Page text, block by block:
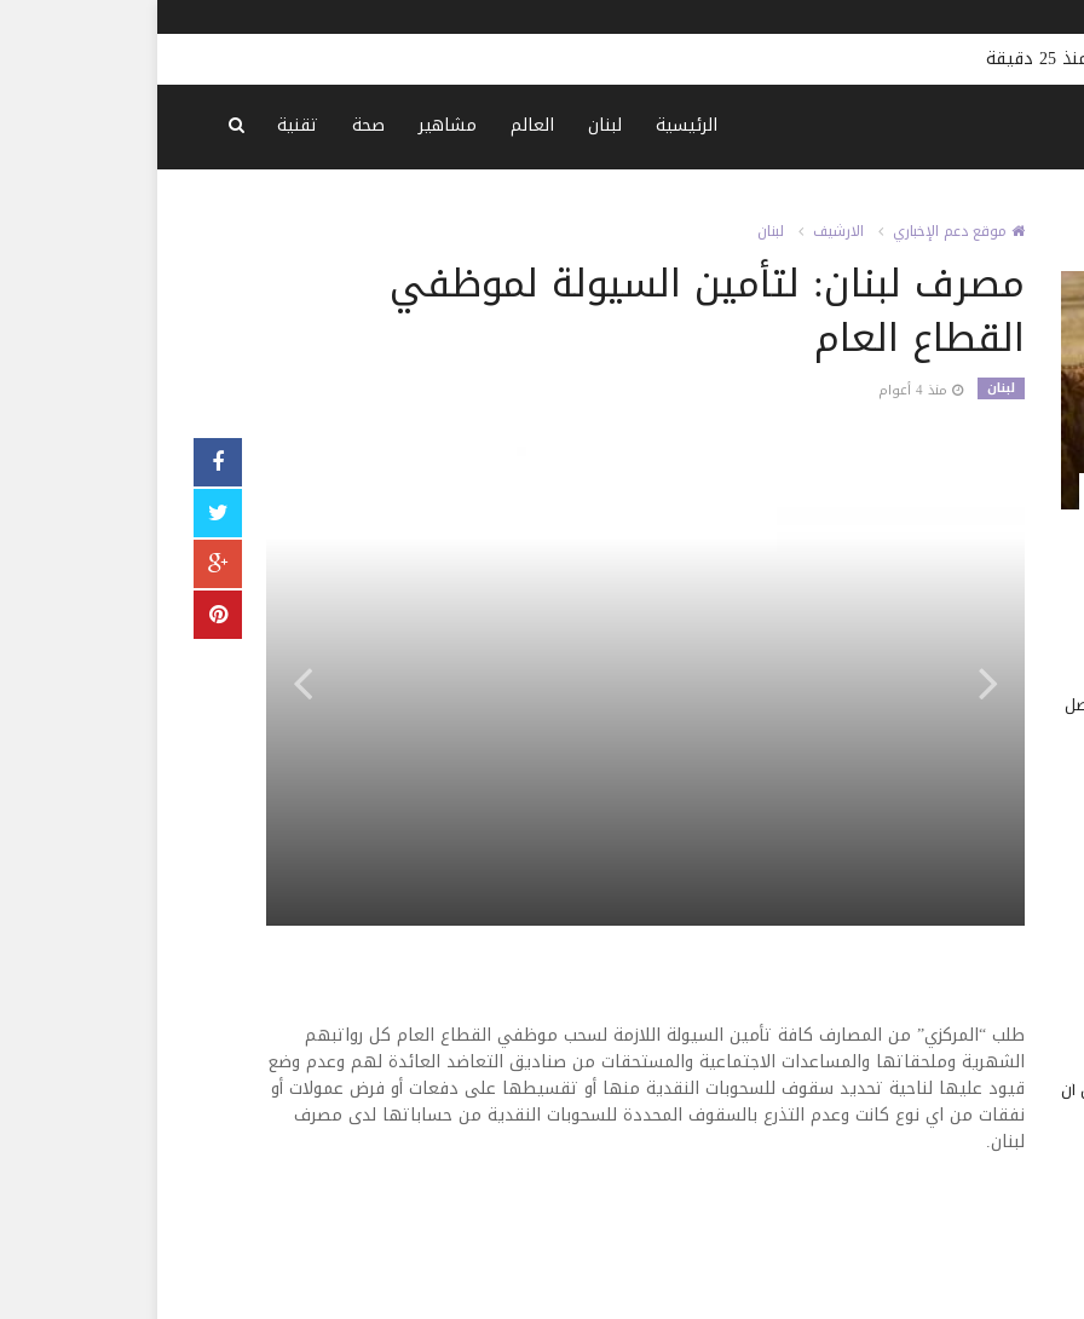
الرئيسية لبنان العالم مشاهير صحة تقنية
موقع دعم الإخباري الارشيف لبنان
مصرف لبنان: لتأمين السيولة لموظفي
القطاع العام
لبنان منذ 4 أعوام
طلب “المركزي” من المصارف كافة تأمين السيولة اللازمة لسحب موظفي القطاع العام كل رواتبهم
الشهرية وملحقاتها والمساعدات الاجتماعية والمستحقات من صناديق التعاضد العائدة لهم وعدم وضع
قيود عليها لناحية تحديد سقوف للسحوبات النقدية منها أو تقسيطها على دفعات أو فرض عمولات أو
نفقات من اي نوع كانت وعدم التذرع بالسقوف المحددة للسحوبات النقدية من حساباتها لدى مصرف
لبنان.
أن